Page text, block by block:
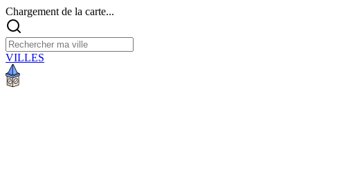
Chargement de la carte...
VILLES